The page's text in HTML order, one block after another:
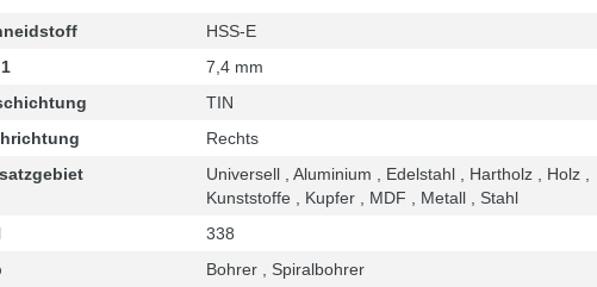
HSS-E
7,4 mm
TIN
Rechts
Universell , Aluminium , Edelstahl , Hartholz , Holz ,
Kunststoffe , Kupfer , MDF , Metall , Stahl
338
Bohrer , Spiralbohrer